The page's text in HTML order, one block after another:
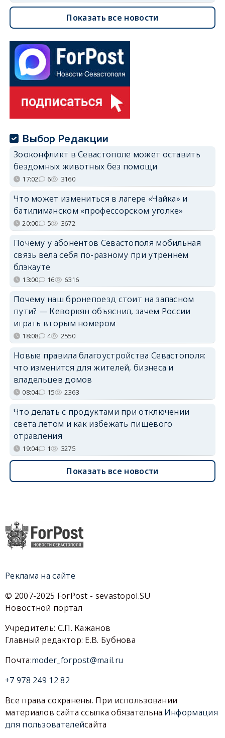
Показать все новости
Выбор Редакции
Зооконфликт в Севастополе может оставить
бездомных животных без помощи
17:02 6 3160
Что может измениться в лагере «Чайка» и
батилиманском «профессорском уголке»
20:00 5 3672
Почему у абонентов Севастополя мобильная
связь вела себя по-разному при утреннем
блэкауте
13:00 16 6316
Почему наш бронепоезд стоит на запасном
пути? — Кеворкян объяснил, зачем России
играть вторым номером
18:08 4 2550
Новые правила благоустройства Севастополя:
что изменится для жителей, бизнеса и
владельцев домов
08:04 15 2363
Что делать с продуктами при отключении
света летом и как избежать пищевого
отравления
19:04 1 3275
Показать все новости
Реклама на сайте
© 2007-2025 ForPost - sevastopol.SU
Новостной портал
Учредитель: С.П. Кажанов
Главный редактор: Е.В. Бубнова
Почта:moder_forpost@mail.ru
+7 978 249 12 82
Все права сохранены. При использовании
материалов сайта ссылка обязательна.Информация
для пользователейсайта